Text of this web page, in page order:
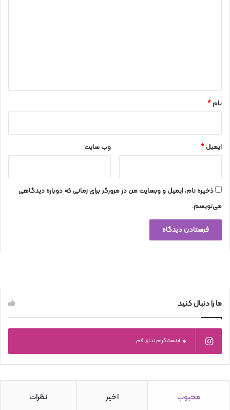
نام*
ایمیل* وب‌ سایت
ذخیره نام، ایمیل و وبسایت من در مرورگر برای زمانی که دوباره دیدگاهی
می‌نویسم.
ما را دنبال کنید
0 اینستاگرام ندای قم
محبوب اخیر نظرات